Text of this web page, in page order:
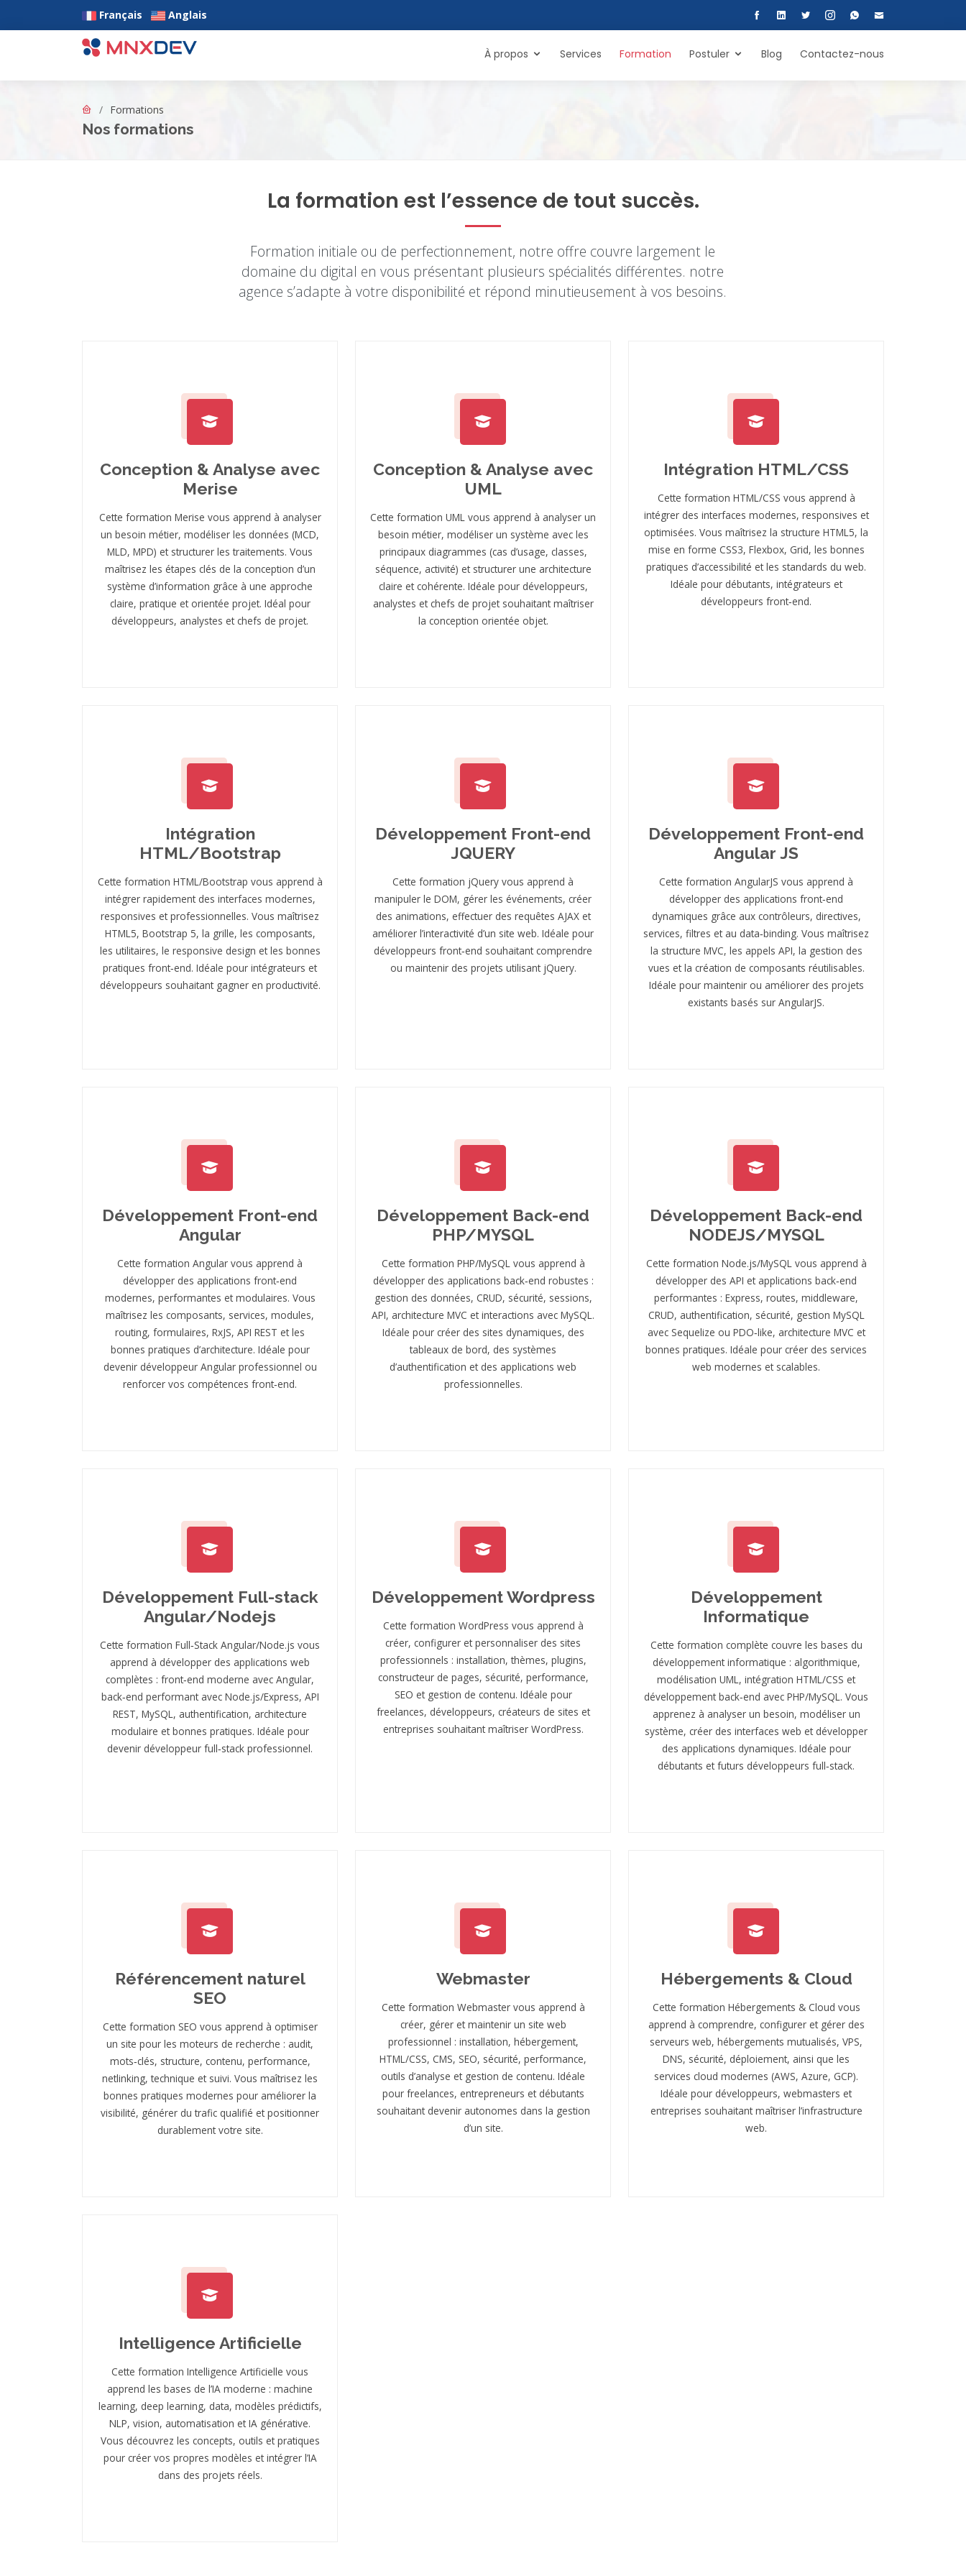
Français Anglais
Aller au contenu principal
À propos Services Formation Postuler Blog Contactez-nous
Formations
Nos formations
La formation est l’essence de tout succès.
Formation initiale ou de perfectionnement, notre offre couvre largement le
domaine du digital en vous présentant plusieurs spécialités différentes. notre
agence s’adapte à votre disponibilité et répond minutieusement à vos besoins.
Conception & Analyse avec
Merise
Cette formation Merise vous apprend à analyser
un besoin métier, modéliser les données (MCD,
MLD, MPD) et structurer les traitements. Vous
maîtrisez les étapes clés de la conception d’un
système d’information grâce à une approche
claire, pratique et orientée projet. Idéal pour
développeurs, analystes et chefs de projet.
Conception & Analyse avec
UML
Cette formation UML vous apprend à analyser un
besoin métier, modéliser un système avec les
principaux diagrammes (cas d’usage, classes,
séquence, activité) et structurer une architecture
claire et cohérente. Idéale pour développeurs,
analystes et chefs de projet souhaitant maîtriser
la conception orientée objet.
Intégration HTML/CSS
Cette formation HTML/CSS vous apprend à
intégrer des interfaces modernes, responsives et
optimisées. Vous maîtrisez la structure HTML5, la
mise en forme CSS3, Flexbox, Grid, les bonnes
pratiques d’accessibilité et les standards du web.
Idéale pour débutants, intégrateurs et
développeurs front‑end.
Intégration
HTML/Bootstrap
Cette formation HTML/Bootstrap vous apprend à
intégrer rapidement des interfaces modernes,
responsives et professionnelles. Vous maîtrisez
HTML5, Bootstrap 5, la grille, les composants,
les utilitaires, le responsive design et les bonnes
pratiques front‑end. Idéale pour intégrateurs et
développeurs souhaitant gagner en productivité.
Développement Front-end
JQUERY
Cette formation jQuery vous apprend à
manipuler le DOM, gérer les événements, créer
des animations, effectuer des requêtes AJAX et
améliorer l’interactivité d’un site web. Idéale pour
développeurs front‑end souhaitant comprendre
ou maintenir des projets utilisant jQuery.
Développement Front-end
Angular JS
Cette formation AngularJS vous apprend à
développer des applications front‑end
dynamiques grâce aux contrôleurs, directives,
services, filtres et au data‑binding. Vous maîtrisez
la structure MVC, les appels API, la gestion des
vues et la création de composants réutilisables.
Idéale pour maintenir ou améliorer des projets
existants basés sur AngularJS.
Développement Front-end
Angular
Cette formation Angular vous apprend à
développer des applications front‑end
modernes, performantes et modulaires. Vous
maîtrisez les composants, services, modules,
routing, formulaires, RxJS, API REST et les
bonnes pratiques d’architecture. Idéale pour
devenir développeur Angular professionnel ou
renforcer vos compétences front‑end.
Développement Back-end
PHP/MYSQL
Cette formation PHP/MySQL vous apprend à
développer des applications back‑end robustes :
gestion des données, CRUD, sécurité, sessions,
API, architecture MVC et interactions avec MySQL.
Idéale pour créer des sites dynamiques, des
tableaux de bord, des systèmes
d’authentification et des applications web
professionnelles.
Développement Back-end
NODEJS/MYSQL
Cette formation Node.js/MySQL vous apprend à
développer des API et applications back‑end
performantes : Express, routes, middleware,
CRUD, authentification, sécurité, gestion MySQL
avec Sequelize ou PDO‑like, architecture MVC et
bonnes pratiques. Idéale pour créer des services
web modernes et scalables.
Développement Full-stack
Angular/Nodejs
Cette formation Full‑Stack Angular/Node.js vous
apprend à développer des applications web
complètes : front‑end moderne avec Angular,
back‑end performant avec Node.js/Express, API
REST, MySQL, authentification, architecture
modulaire et bonnes pratiques. Idéale pour
devenir développeur full‑stack professionnel.
Développement Wordpress
Cette formation WordPress vous apprend à
créer, configurer et personnaliser des sites
professionnels : installation, thèmes, plugins,
constructeur de pages, sécurité, performance,
SEO et gestion de contenu. Idéale pour
freelances, développeurs, créateurs de sites et
entreprises souhaitant maîtriser WordPress.
Développement
Informatique
Cette formation complète couvre les bases du
développement informatique : algorithmique,
modélisation UML, intégration HTML/CSS et
développement back‑end avec PHP/MySQL. Vous
apprenez à analyser un besoin, modéliser un
système, créer des interfaces web et développer
des applications dynamiques. Idéale pour
débutants et futurs développeurs full‑stack.
Référencement naturel
SEO
Cette formation SEO vous apprend à optimiser
un site pour les moteurs de recherche : audit,
mots‑clés, structure, contenu, performance,
netlinking, technique et suivi. Vous maîtrisez les
bonnes pratiques modernes pour améliorer la
visibilité, générer du trafic qualifié et positionner
durablement votre site.
Webmaster
Cette formation Webmaster vous apprend à
créer, gérer et maintenir un site web
professionnel : installation, hébergement,
HTML/CSS, CMS, SEO, sécurité, performance,
outils d’analyse et gestion de contenu. Idéale
pour freelances, entrepreneurs et débutants
souhaitant devenir autonomes dans la gestion
d’un site.
Hébergements & Cloud
Cette formation Hébergements & Cloud vous
apprend à comprendre, configurer et gérer des
serveurs web, hébergements mutualisés, VPS,
DNS, sécurité, déploiement, ainsi que les
services cloud modernes (AWS, Azure, GCP).
Idéale pour développeurs, webmasters et
entreprises souhaitant maîtriser l’infrastructure
web.
Intelligence Artificielle
Cette formation Intelligence Artificielle vous
apprend les bases de l’IA moderne : machine
learning, deep learning, data, modèles prédictifs,
NLP, vision, automatisation et IA générative.
Vous découvrez les concepts, outils et pratiques
pour créer vos propres modèles et intégrer l’IA
dans des projets réels.